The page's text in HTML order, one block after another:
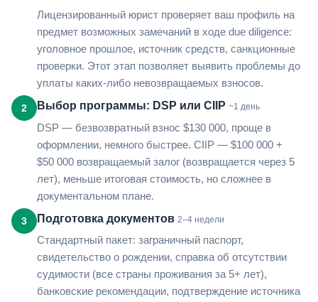
Лицензированный юрист проверяет ваш профиль на
предмет возможных замечаний в ходе due diligence:
уголовное прошлое, источник средств, санкционные
проверки. Этот этап позволяет выявить проблемы до
уплаты каких-либо невозвращаемых взносов.
2 Выбор программы: DSP или CIIP ~1 день
DSP — безвозвратный взнос $130 000, проще в
оформлении, немного быстрее. CIIP — $100 000 +
$50 000 возвращаемый залог (возвращается через 5
лет), меньше итоговая стоимость, но сложнее в
документальном плане.
3 Подготовка документов 2–4 недели
Стандартный пакет: заграничный паспорт,
свидетельство о рождении, справка об отсутствии
судимости (все страны проживания за 5+ лет),
банковские рекомендации, подтверждение источника